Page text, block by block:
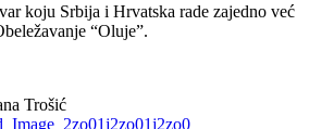
koju Srbija i Hrvatska rade zajedno već
“Oluje”.
Trošić